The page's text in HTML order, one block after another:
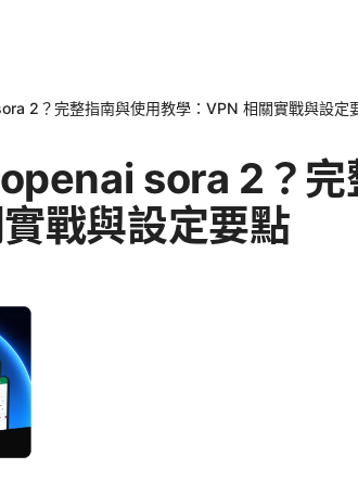
2？完整指南與使用教學：VPN 相關實戰與設定
sora 2？完
戰與設定要點